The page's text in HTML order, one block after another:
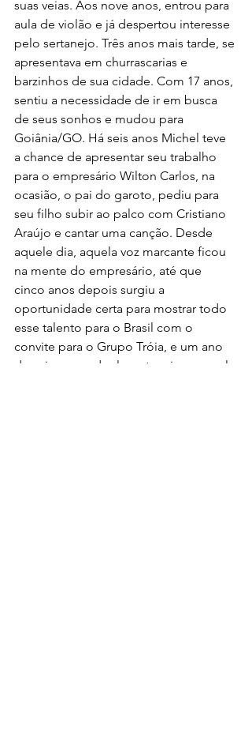
suas veias. Aos nove anos, entrou para
aula de violão e já despertou interesse
pelo sertanejo. Três anos mais tarde, se
apresentava em churrascarias e
barzinhos de sua cidade. Com 17 anos,
sentiu a necessidade de ir em busca
de seus sonhos e mudou para
Goiânia/GO. Há seis anos Michel teve
a chance de apresentar seu trabalho
para o empresário Wilton Carlos, na
ocasião, o pai do garoto, pediu para
seu filho subir ao palco com Cristiano
Araújo e cantar uma canção. Desde
aquele dia, aquela voz marcante ficou
na mente do empresário, até que
cinco anos depois surgiu a
oportunidade certa para mostrar todo
esse talento para o Brasil com o
convite para o Grupo Tróia, e um ano
depois para a dupla sertaneja, no qual